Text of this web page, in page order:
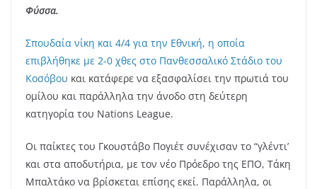
Φύσσα.
Σπουδαία νίκη και 4/4 για την Εθνική, η οποία
επιβλήθηκε με 2-0 χθες στο Πανθεσσαλικό Στάδιο του
Κοσόβου και κατάφερε να εξασφαλίσει την πρωτιά του
ομίλου και παράλληλα την άνοδο στη δεύτερη
κατηγορία του Nations League.
Οι παίκτες του Γκουστάβο Πογιέτ συνέχισαν το “γλέντι’
και στα αποδυτήρια, με τον νέο Πρόεδρο της ΕΠΟ, Τάκη
Μπαλτάκο να βρίσκεται επίσης εκεί. Παράλληλα, οι